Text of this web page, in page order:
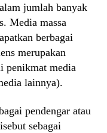
jumlah banyak
Media massa
berbagai
merupakan
penikmat media
lainnya).
pendengar atau
sebagai